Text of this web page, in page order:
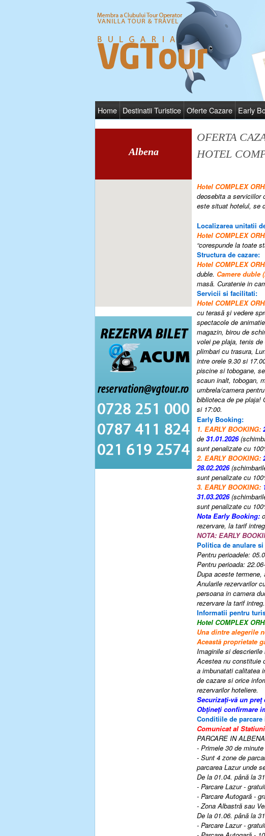
Home Destinatii Turistice Oferte Cazare Early
Albena
OFERTA
HOTEL
Hotel COMPLEX
deosebita a serviciilor
este situat hotelul, se
Localizarea unitatii
Hotel COMPLEX
“corespunde la toate
Structura de cazare:
Hotel COMPLEX
duble. Camere duble
masă. Curatenie in
Servicii si facilitati:
Hotel COMPLEX
cu terasă şi vedere
spectacole de
magazin, birou de
volei pe plaja, tenis
plimbari cu trasura,
intre orele 9.30 si
piscine si tobogane,
scaun inalt, tobogan,
umbrela/camera
biblioteca de pe plaja!
si 17:00.
Early Booking:
1. EARLY BOOKING:
de 31.01.2026
sunt penalizate cu
2. EARLY BOOKING:
28.02.2026
sunt penalizate cu
3. EARLY BOOKING:
31.03.2026
sunt penalizate cu
Nota Early Booking:
rezervare, la tarif
NOTA: EARLY
Politica de anulare
Pentru perioadele:
Pentru perioada:
Dupa aceste
Anularile rezervarilor
persoana in camera
rezervare la tarif
Informatii pentru
Hotel COMPLEX
Una dintre alegerile
Această proprietate
Imaginile si
Acestea nu constituie
a imbunatati calitatea
de cazare si orice
rezervarilor hoteliere.
Securizați-vă un
Obţineţi confirmare
Conditiile de parcare
Comunicat al
PARCARE IN
- Primele 30 de
- Sunt 4 zone de
parcarea Lazur unde
De la 01.04. până la
- Parcare Lazur -
- Parcare Autogară -
- Zona Albastră sau
De la 01.06. până la
- Parcare Lazur -